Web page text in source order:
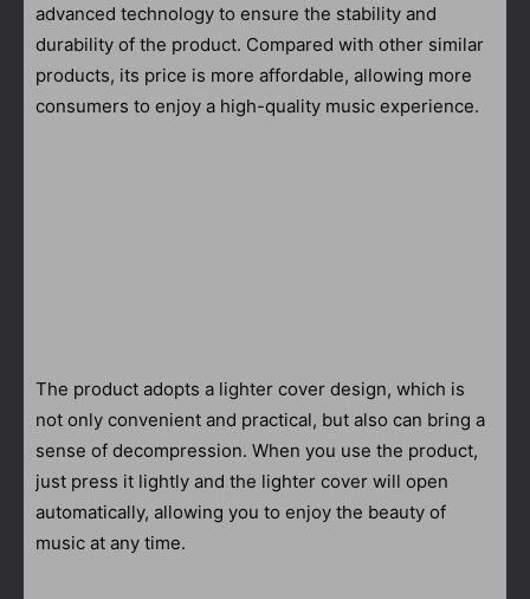
advanced technology to ensure the stability and
durability of the product. Compared with other similar
products, its price is more affordable, allowing more
consumers to enjoy a high-quality music experience.
The product adopts a lighter cover design, which is
not only convenient and practical, but also can bring a
sense of decompression. When you use the product,
just press it lightly and the lighter cover will open
automatically, allowing you to enjoy the beauty of
music at any time.